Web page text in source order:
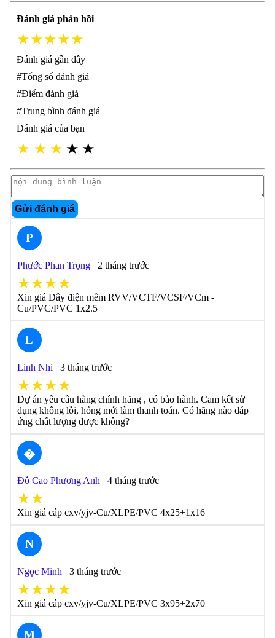
Đánh giá phản hồi
★★★★★
Đánh giá gần đây
#Tổng số đánh giá
#Điểm đánh giá
#Trung bình đánh giá
Đánh giá của bạn
★ ★ ★ ★ ★
Gửi đánh giá
P
Phước Phan Trọng 2 tháng trước
★★★★
Xin giá Dây điện mềm RVV/VCTF/VCSF/VCm -
Cu/PVC/PVC 1x2.5
L
Linh Nhi 3 tháng trước
★★★★
Dự án yêu cầu hàng chính hãng , có bảo hành. Cam kết sử
dụng không lỗi, hỏng mới làm thanh toán. Có hãng nào đáp
ứng chất lượng được không?
�
Đỗ Cao Phương Anh 4 tháng trước
★★
Xin giá cáp cxv/yjv-Cu/XLPE/PVC 4x25+1x16
N
Ngọc Minh 3 tháng trước
★★★★
Xin giá cáp cxv/yjv-Cu/XLPE/PVC 3x95+2x70
M